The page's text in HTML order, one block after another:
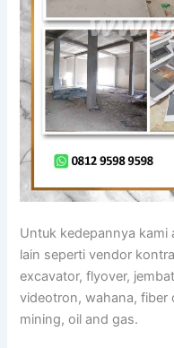
Untuk kedepannya kami
lain seperti vendor
excavator, flyover,
videotron, wahana, fiber
mining, oil and gas.